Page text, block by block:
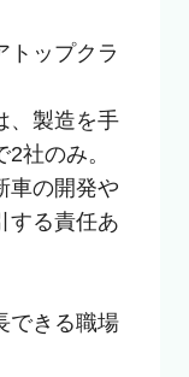
トップクラ
、製造を手
社のみ。
車の開発や
する責任あ
できる職場